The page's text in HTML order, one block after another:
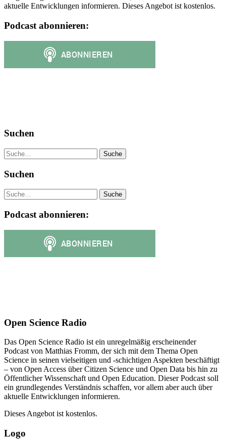
aktuelle Entwicklungen informieren. Dieses Angebot ist kostenlos.
Podcast abonnieren:
Suchen
Suche
Suchen
Suche
Podcast abonnieren:
Open Science Radio
Das Open Science Radio ist ein unregelmäßig erscheinender
Podcast von Matthias Fromm, der sich mit dem Thema Open
Science in seinen vielseitigen und -schichtigen Aspekten beschäftigt
– von Open Access über Citizen Science und Open Data bis hin zu
Öffentlicher Wissenschaft und Open Education. Dieser Podcast soll
ein grundlegendes Verständnis schaffen, vor allem aber auch über
aktuelle Entwicklungen informieren.
Dieses Angebot ist kostenlos.
Logo